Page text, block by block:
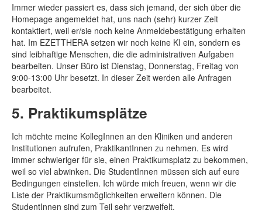
Immer wieder passiert es, dass sich jemand, der sich über die
Homepage angemeldet hat, uns nach (sehr) kurzer Zeit
kontaktiert, weil er/sie noch keine Anmeldebestätigung erhalten
hat. Im EZETTHERA setzen wir noch keine KI ein, sondern es
sind leibhaftige Menschen, die die administrativen Aufgaben
bearbeiten. Unser Büro ist Dienstag, Donnerstag, Freitag von
9:00-13:00 Uhr besetzt. In dieser Zeit werden alle Anfragen
bearbeitet.
5. Praktikumsplätze
Ich möchte meine KollegInnen an den Kliniken und anderen
Institutionen aufrufen, PraktikantInnen zu nehmen. Es wird
immer schwieriger für sie, einen Praktikumsplatz zu bekommen,
weil so viel abwinken. Die StudentInnen müssen sich auf eure
Bedingungen einstellen. Ich würde mich freuen, wenn wir die
Liste der Praktikumsmöglichkeiten erweitern können. Die
StudentInnen sind zum Teil sehr verzweifelt.